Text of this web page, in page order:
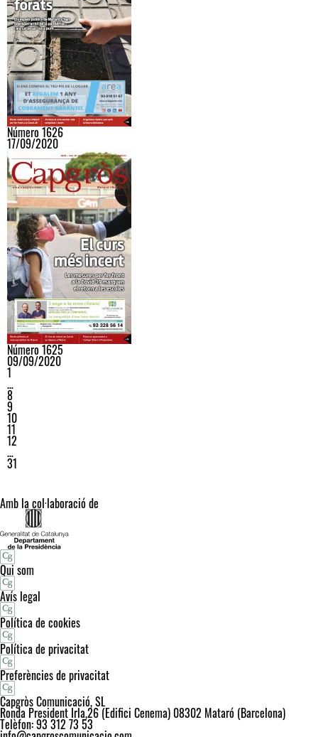
Número 1626
17/09/2020
Número 1625
09/09/2020
1
…
8
9
10
11
12
…
31
Amb la col·laboració de
Qui som
Avís legal
Política de cookies
Política de privacitat
Preferències de privacitat
Capgròs Comunicació, SL
Ronda President Irla,26 (Edifici Cenema) 08302 Mataró (Barcelona)
Telèfon: 93 312 73 53